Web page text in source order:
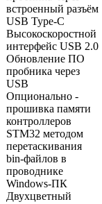
встроенный разъём
USB Type-C
Высокоскоростной
интерфейс USB 2.0
Обновление ПО
пробника через
USB
Опционально -
прошивка памяти
контроллеров
STM32 методом
перетаскивания
bin-файлов в
проводнике
Windows-ПК
Двухцветный